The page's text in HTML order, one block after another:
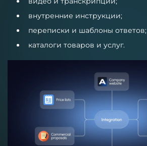
внутренние инструкции;
переписки и шаблоны ответов;
каталоги товаров и услуг.